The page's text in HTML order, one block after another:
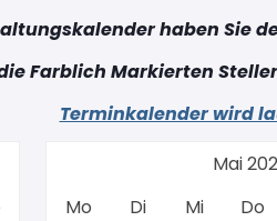
haben Sie
Farblich Markierten
Terminkalender wird
Mai
Mo
Di Mi Do